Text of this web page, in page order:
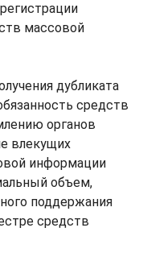
массовой
дубликата
средств
органов
влекущих
информации
объем,
поддержания
средств